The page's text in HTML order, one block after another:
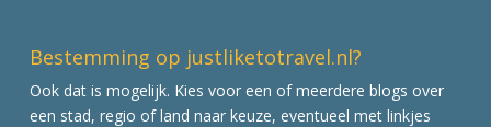
Bestemming op justliketotravel.nl?
Ook dat is mogelijk. Kies voor een of meerdere blogs over
een stad, regio of land naar keuze, eventueel met linkjes